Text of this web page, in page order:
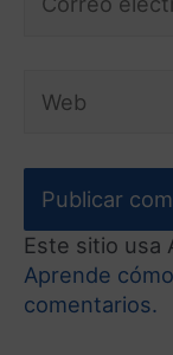
Este sitio usa
Aprende
comentarios.